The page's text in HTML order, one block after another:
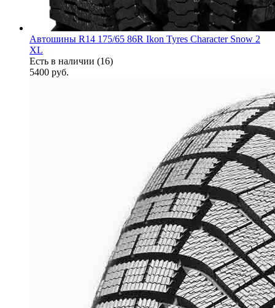
Автошины R14 175/65 86R Ikon Tyres Character Snow 2
XL
Есть в наличии (16)
5400 руб.